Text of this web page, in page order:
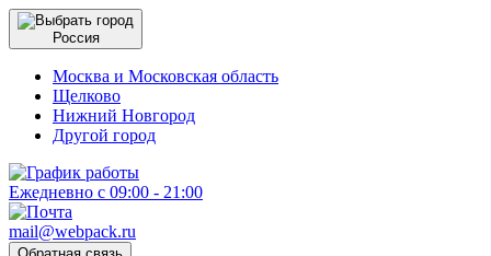
Россия
Москва и Московская область
Щелково
Нижний Новгород
Другой город
Ежедневно с 09:00 - 21:00
mail@webpack.ru